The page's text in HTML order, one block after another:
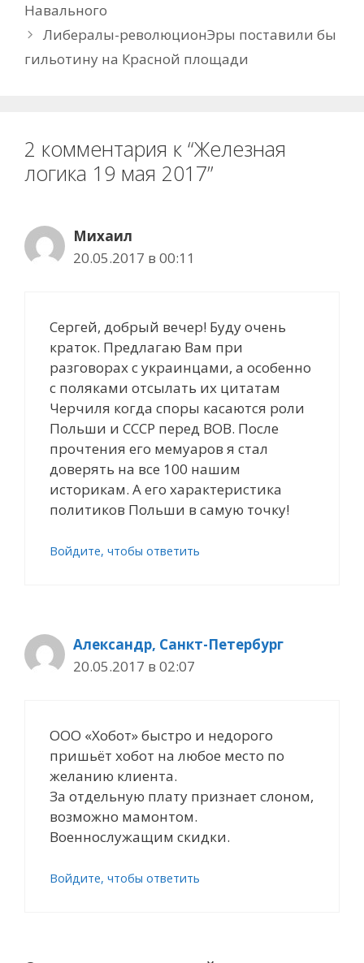
Навального
Либералы-революционЭры поставили бы
гильотину на Красной площади
2 комментария к “Железная
логика 19 мая 2017”
Михаил
20.05.2017 в 00:11
Сергей, добрый вечер! Буду очень
краток. Предлагаю Вам при
разговорах с украинцами, а особенно
с поляками отсылать их цитатам
Черчиля когда споры касаются роли
Польши и СССР перед ВОВ. После
прочтения его мемуаров я стал
доверять на все 100 нашим
историкам. А его характеристика
политиков Польши в самую точку!
Войдите, чтобы ответить
Александр, Санкт-Петербург
20.05.2017 в 02:07
ООО «Хобот» быстро и недорого
пришьёт хобот на любое место по
желанию клиента.
За отдельную плату признает слоном,
возможно мамонтом.
Военнослужащим скидки.
Войдите, чтобы ответить